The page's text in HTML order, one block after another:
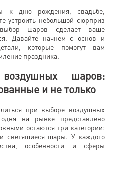
к дню рождения, свадьбе,
устроить небольшой сюрприз
шаров сделает ваше
Давайте начнем с основ и
которые помогут вам
праздника.
шаров:
и не только
при выборе воздушных
на рынке представлено
остаются три категории:
светящиеся шары. У каждого
особенности и сферы